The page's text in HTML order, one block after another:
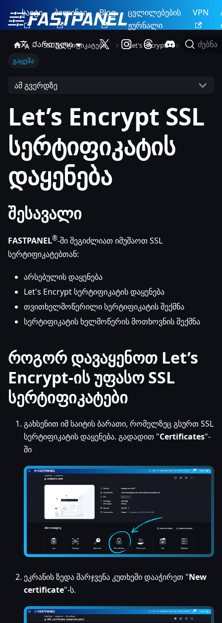
საიტი ბილინგი Blog
ცვლილებების
ჟურნალი
VPN
Ქართული
ძებნა
SSL სერტიფიკატები
Let's Encrypt
გაცემა
ამ გვერდზე
Let’s Encrypt SSL
სერტიფიკატის
დაყენება
შესავალი
FASTPANEL®-ში შეგიძლიათ იმუშაოთ SSL
სერტიფიკატებთან:
არსებულის დაყენება
Let's Encrypt სერტიფიკატის დაყენება
თვითხელმოწერილი სერტიფიკატის შექმნა
სერტიფიკატის ხელმოწერის მოთხოვნის შექმნა
როგორ დავაყენოთ Let’s
Encrypt-ის უფასო SSL
სერტიფიკატები
გახსენით იმ საიტის ბარათი, რომელზეც გსურთ SSL
სერტიფიკატის დაყენება. გადადით "Certificates"-
ში
ეკრანის ზედა მარჯვენა კუთხეში დააჭირეთ "New
certificate"-ს.